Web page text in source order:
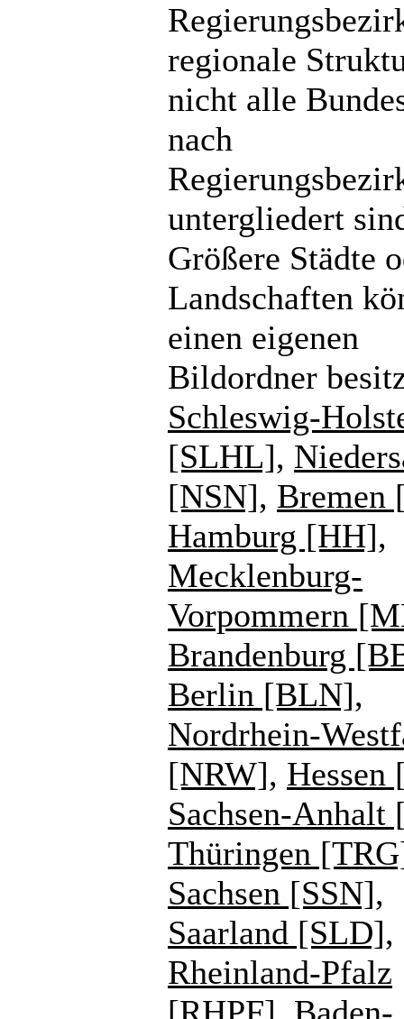
regionale
nicht alle
nach
untergliedert
Größere Städte
Landschaften
einen eigenen
Bildordner
Schleswig-
[SLHL],
[NSN], Bremen
Hamburg [HH],
Mecklenburg-
Vorpommern
Brandenburg
Berlin [BLN],
Nordrhein-
[NRW], Hessen
Sachsen-Anhalt
Thüringen
Sachsen [SSN],
Saarland [SLD],
Rheinland-Pfalz